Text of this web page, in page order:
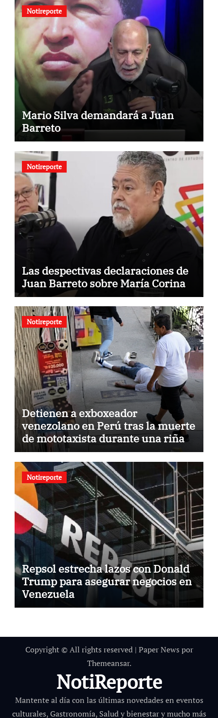
Notireporte
Mario Silva demandará a Juan
Barreto
Notireporte
Las despectivas declaraciones de
Juan Barreto sobre María Corina
Notireporte
Detienen a exboxeador
venezolano en Perú tras la muerte
de mototaxista durante una riña
Notireporte
Repsol estrecha lazos con Donald
Trump para asegurar negocios en
Venezuela
Copyright © All rights reserved | Paper News por
Themeansar.
NotiReporte
Mantente al día con las últimas novedades en eventos
culturales, Gastronomía, Salud y bienestar y mucho más